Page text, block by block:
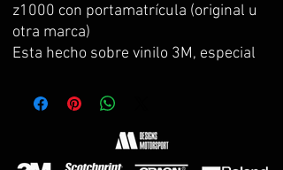
z1000 con portamatrícula (original u
otra marca)
Esta hecho sobre vinilo 3M, especial
incluye: adhesivo paso de rueda,
adhesivo de prueba para practicar y
centrar la colocación antes de poner
el definitivo, lapiz adhesivo 3M de